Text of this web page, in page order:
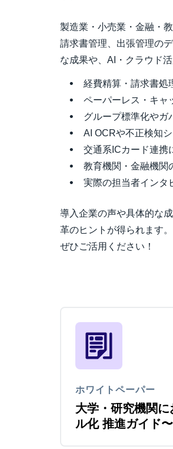
製造業・小売業・金融・
請求書管理、出張管理の
な成果や、AI・クラウド
経費精算・請求書処
ペーパーレス・キャ
グループ標準化やガ
AI OCRや不正検知
交通系ICカード連携
教育機関・金融機関
実際の担当者インタ
導入企業の声や具体的な
革のヒントが得られます。
ぜひご活用ください！
ホワイトペーパー
大学・研究機関
ル化 推進ガイド